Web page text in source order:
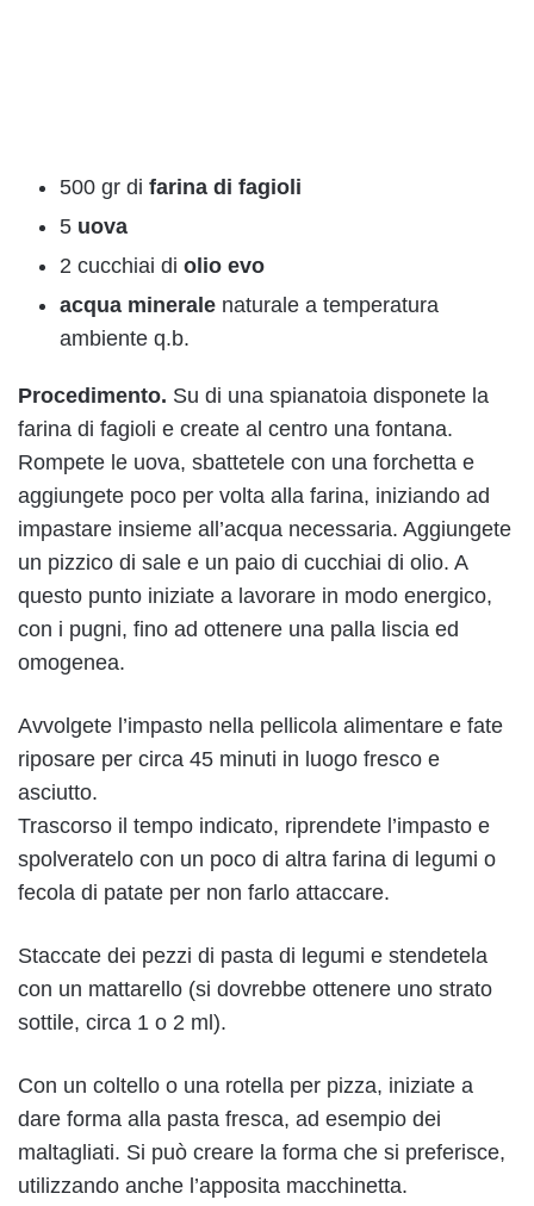
500 gr di farina di fagioli
5 uova
2 cucchiai di olio evo
acqua minerale naturale a temperatura
ambiente q.b.
Procedimento. Su di una spianatoia disponete la
farina di fagioli e create al centro una fontana.
Rompete le uova, sbattetele con una forchetta e
aggiungete poco per volta alla farina, iniziando ad
impastare insieme all’acqua necessaria. Aggiungete
un pizzico di sale e un paio di cucchiai di olio. A
questo punto iniziate a lavorare in modo energico,
con i pugni, fino ad ottenere una palla liscia ed
omogenea.
Avvolgete l’impasto nella pellicola alimentare e fate
riposare per circa 45 minuti in luogo fresco e
asciutto.
Trascorso il tempo indicato, riprendete l’impasto e
spolveratelo con un poco di altra farina di legumi o
fecola di patate per non farlo attaccare.
Staccate dei pezzi di pasta di legumi e stendetela
con un mattarello (si dovrebbe ottenere uno strato
sottile, circa 1 o 2 ml).
Con un coltello o una rotella per pizza, iniziate a
dare forma alla pasta fresca, ad esempio dei
maltagliati. Si può creare la forma che si preferisce,
utilizzando anche l’apposita macchinetta.